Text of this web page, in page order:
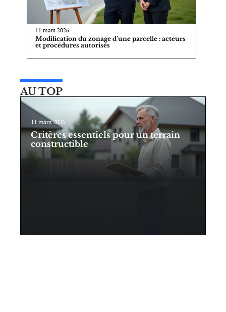
11 mars 2026
Modification du zonage d’une parcelle : acteurs
et procédures autorisés
AU TOP
11 mars 2026
Critères essentiels pour un terrain
constructible